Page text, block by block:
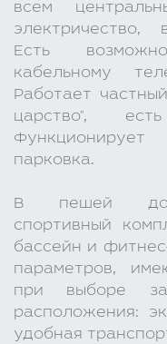
всем
электричество,
Есть
кабельному
Работает
царство",
парковка.
В пешей
спортивный
бассейн и
параметров,
при выборе
расположения:
удобная